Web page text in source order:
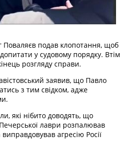
Поваляєв подав клопотання, щоб
у судовому порядку. Втім
розгляду справи.
заявив, що Павло
з тим свідком, адже
які нібито доводять, що
лаври розпалював
агресію Росії